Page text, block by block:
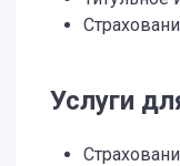
Услуги